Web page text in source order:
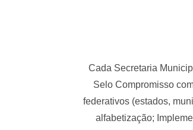
Cada Secretaria
Selo Compromisso
federativos (estados,
alfabetização;